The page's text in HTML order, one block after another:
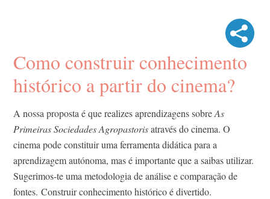
Como construir conhecimento
histórico a partir do cinema?
A nossa proposta é que realizes aprendizagens sobreAs
Primeiras Sociedades Agropastorisatravés do cinema. O
cinema pode constituir uma ferramenta didática para a
aprendizagem autónoma, mas é importante que a saibas utilizar.
Sugerimos-te uma metodologia de análise e comparação de
fontes. Construir conhecimento histórico é divertido.